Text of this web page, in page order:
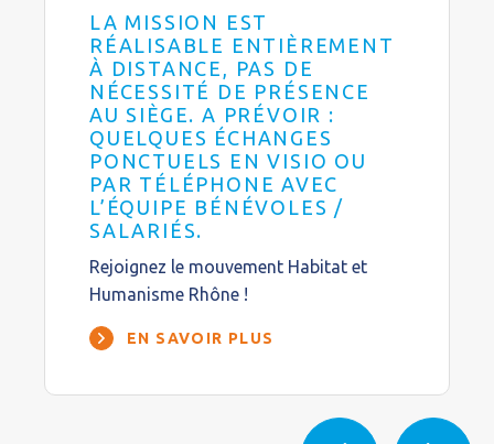
LA MISSION EST
RÉALISABLE ENTIÈREMENT
À DISTANCE, PAS DE
NÉCESSITÉ DE PRÉSENCE
AU SIÈGE. A PRÉVOIR :
QUELQUES ÉCHANGES
PONCTUELS EN VISIO OU
PAR TÉLÉPHONE AVEC
L’ÉQUIPE BÉNÉVOLES /
SALARIÉS.
Rejoignez le mouvement Habitat et
Humanisme Rhône !
EN SAVOIR PLUS